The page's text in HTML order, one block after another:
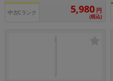
中古Cランク 5,980 円
(税込)